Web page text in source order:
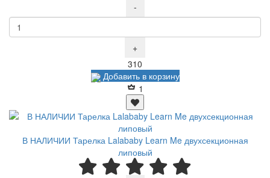
-
+
310
Добавить в корзину
1
В НАЛИЧИИ Тарелка Lalababy Learn Me двухсекционная
липовый